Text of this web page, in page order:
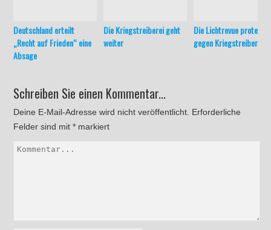
Deutschland erteilt
„Recht auf Frieden“ eine
Absage
Die Kriegstreiberei geht
weiter
Die Lichtrevue
gegen Kriegstreiberei
Schreiben Sie einen Kommentar...
Deine E-Mail-Adresse wird nicht veröffentlicht. Erforderliche
Felder sind mit* markiert